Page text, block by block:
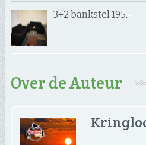
3+2 bankstel 195,-
Over de Auteur